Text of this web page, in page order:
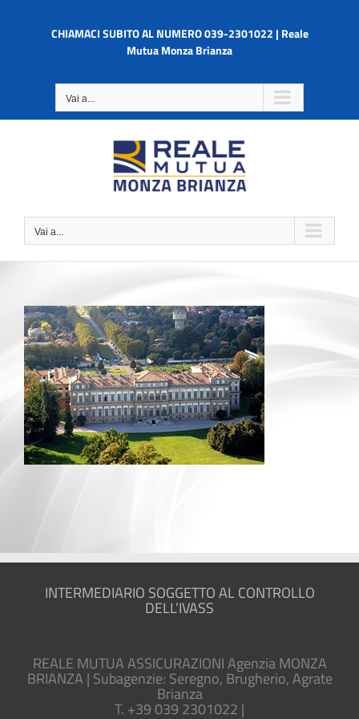
contenutoCHIAMACI SUBITO AL NUMERO 039-2301022 | Reale
Mutua Monza Brianza
Vai a...
Vai a...
INTERMEDIARIO SOGGETTO AL CONTROLLO
DELL’IVASS
REALE MUTUA ASSICURAZIONI Agenzia MONZA
BRIANZA | Subagenzie: Seregno, Brugherio, Agrate
Brianza
T. +39 039 2301022 |